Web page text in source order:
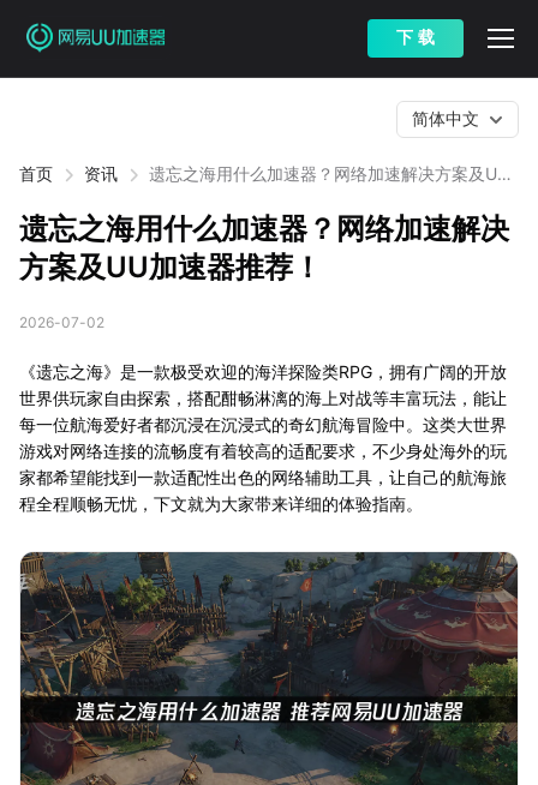
下 载
首页 资讯
遗忘之海用什么加速器？网络加速解决方案及UU
简体中文
遗忘之海用什么加速器？网络加速解决
方案及UU加速器推荐！
2026-07-02
《遗忘之海》是一款极受欢迎的海洋探险类RPG，拥有广阔的开放
世界供玩家自由探索，搭配酣畅淋漓的海上对战等丰富玩法，能让
每一位航海爱好者都沉浸在沉浸式的奇幻航海冒险中。这类大世界
游戏对网络连接的流畅度有着较高的适配要求，不少身处海外的玩
家都希望能找到一款适配性出色的网络辅助工具，让自己的航海旅
程全程顺畅无忧，下文就为大家带来详细的体验指南。